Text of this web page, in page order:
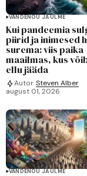
VANDENÕU JA ULME
Kui pandeemia
piirid ja inimesed
surema: viis paika
maailmas, kus
ellu jääda
Autor Steven Alber
august 01, 2026
VANDENÕU JA ULME